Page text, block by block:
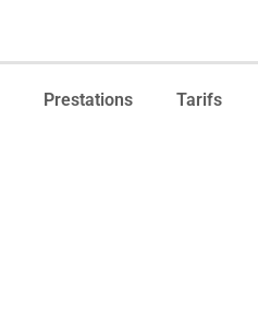
Prestations Tarifs